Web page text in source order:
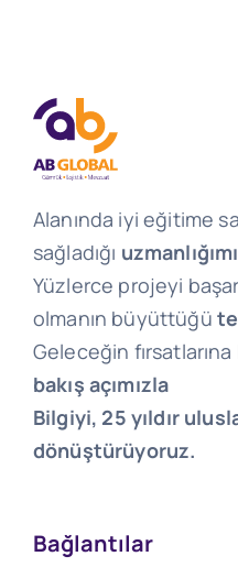
Alanında iyi eğitime
sağladığı
Yüzlerce projeyi
olmanın büyüttüğü
Geleceğin fırsatlarına
bakış açımızla
Bilgiyi, 25 yıldır
dönüştürüyoruz.
Bağlantılar